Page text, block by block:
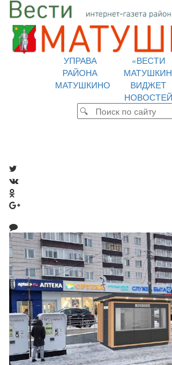
УПРАВА
РАЙОНА
МАТУШКИНО
«ВЕСТИ
ВИДЖЕТ
НОВОСТЕЙ